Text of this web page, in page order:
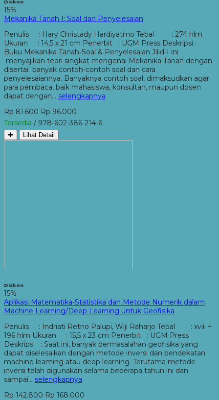
Diskon
15%
Mekanika Tanah I: Soal dan Penyelesaian
Penulis : Hary Christady Hardiyatmo Tebal : 274 hlm
Ukuran : 14,5 x 21 cm Penerbit : UGM Press Deskripsi :
Buku Mekanika Tanah-Soal & Penyelesaian Jilid-I ini
menyajikan teori singkat mengenai Mekanika Tanah dengan
disertai banyak contoh-contoh soal dan cara
penyelesaiannya. Banyaknya contoh soal, dimaksudkan agar
para pembaca, baik mahasiswa, konsultan, maupun dosen
dapat dengan… selengkapnya
Rp 81.600 Rp 96.000
Tersedia / 978-602-386-214-6
✚ Lihat Detail
Diskon
15%
Aplikasi Matematika-Statistika dan Metode Numerik dalam
Machine Learning/Deep Learning untuk Geofisika
Penulis : Indriati Retno Palupi, Wiji Raharjo Tebal : xviii +
196 hlm Ukuran : 15,5 x 23 cm Penerbit : UGM Press
Deskripsi : Saat ini, banyak permasalahan geofisika yang
dapat diselesaikan dengan metode inversi dan pendekatan
machine leaming atau deep learning. Terutama metode
inversi telah digunakan selama beberapa tahun ini dan
sampai… selengkapnya
Rp 142.800 Rp 168.000